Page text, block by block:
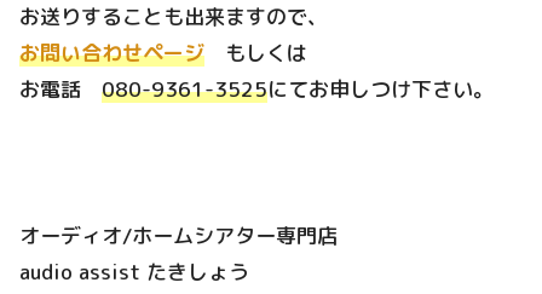
お送りすることも出来ますので、
お問い合わせページ もしくは
お電話 080-9361-3525にてお申しつけ下さい。
オーディオ/ホームシアター専門店
audio assist たきしょう